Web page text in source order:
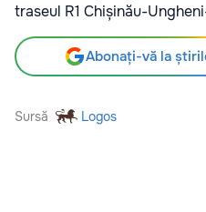
traseul R1 Chișinău-
Abonați-vă la
Sursă Logos